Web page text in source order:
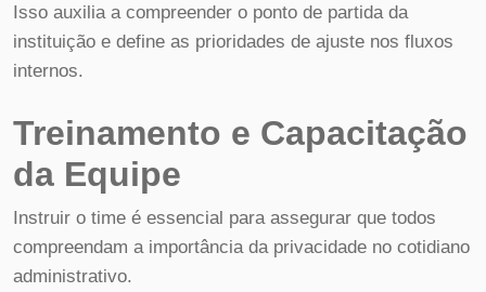
Isso auxilia a compreender o ponto de partida da
instituição e define as prioridades de ajuste nos fluxos
internos.
Treinamento e Capacitação
da Equipe
Instruir o time é essencial para assegurar que todos
compreendam a importância da privacidade no cotidiano
administrativo.